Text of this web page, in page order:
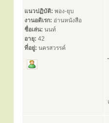
แนวปฏิบัติ: พอง-ยุบ
งานอดิเรก: อ่านหนังสือ
ชื่อเล่น: นนท์
อายุ: 42
ที่อยู่: นครสวรรค์